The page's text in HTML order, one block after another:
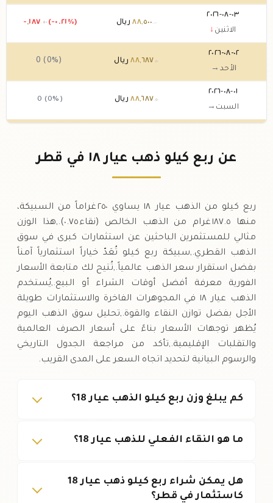
٠٣-٠٨-٢٠٢٦
الاثنين ↓
٨٨,٥٠٠ .٠٠ ريال -,١٨٧ .٥٠ (-٠.٢١%)
٠٢-٠٨-٢٠٢٦
الأحد →
٨٨, ٦٨٧ .٥٠ ريال 0 (0%)
٠١-٠٨-٢٠٢٦
السبت →
٨٨,٦٨٧.٥٠ ريال 0 (0%)
٩٠,١٨٧.٥٠ ريال
عن ربع كيلو ذهب عيار ١٨ في قطر
ربع كيلو من الذهب عيار ١٨ يساوي ٢٥٠ غراماً من السبيكة،
منها ١٨٧.٥ غرام من الذهب الخالص (نقاء ٠.٧٥).,هذا الوزن
مثالي للمستثمرين الباحثين عن استثمارات كبرى في سوق
الذهب القطري.,سبيكة ربع كيلو تُعَدّ خياراً استثمارياً آمناً
بفضل استقرار سعر الذهب عالمياً.,تُتيح لك متابعة الأسعار
الفورية معرفة أفضل أوقات الشراء أو البيع.,يُستخدم
الذهب عيار ١٨ في المجوهرات الفاخرة والاستثمارات طويلة
الأجل بفضل توازن النقاء والقوة.,تحليل سوق الذهب اليوم
يُظهر توجهات الأسعار بناءً على أسعار الصرف العالمية
والتقلبات الإقليمية.,تأكد من مراجعة الجدول التاريخي
والرسوم البيانية لتحديد اتجاه السعر على المدى القريب.
كم يبلغ وزن ربع كيلو الذهب عيار 18؟
ما هو النقاء الفعلي للذهب عيار 18؟
هل يمكن شراء ربع كيلو ذهب عيار 18
كاستثمار في قطر؟